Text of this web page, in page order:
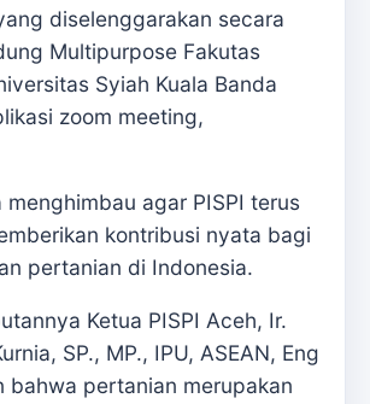
diselenggarakan secara
Multipurpose Fakutas
Syiah Kuala Banda
zoom meeting,
menghimbau agar PISPI terus
kontribusi nyata bagi
pertanian di Indonesia.
Ketua PISPI Aceh, Ir.
SP., MP., IPU, ASEAN, Eng
bahwa pertanian merupakan